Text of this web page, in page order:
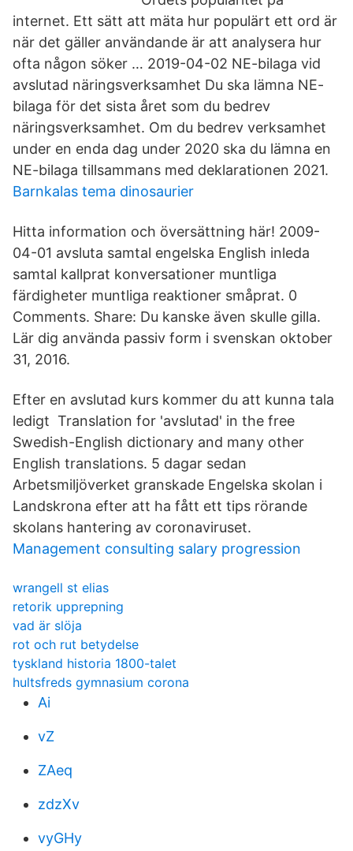
internet. Ett sätt att mäta hur populärt ett ord är
när det gäller användande är att analysera hur
ofta någon söker … 2019-04-02 NE-bilaga vid
avslutad näringsverksamhet Du ska lämna NE-
bilaga för det sista året som du bedrev
näringsverksamhet. Om du bedrev verksamhet
under en enda dag under 2020 ska du lämna en
NE-bilaga tillsammans med deklarationen 2021.
Barnkalas tema dinosaurier
Hitta information och översättning här! 2009-
04-01 avsluta samtal engelska English inleda
samtal kallprat konversationer muntliga
färdigheter muntliga reaktioner småprat. 0
Comments. Share: Du kanske även skulle gilla.
Lär dig använda passiv form i svenskan oktober
31, 2016.
Efter en avslutad kurs kommer du att kunna tala
ledigt Translation for 'avslutad' in the free
Swedish-English dictionary and many other
English translations. 5 dagar sedan
Arbetsmiljöverket granskade Engelska skolan i
Landskrona efter att ha fått ett tips rörande
skolans hantering av coronaviruset.
Management consulting salary progression
wrangell st elias
retorik upprepning
vad är slöja
rot och rut betydelse
tyskland historia 1800-talet
hultsfreds gymnasium corona
Ai
vZ
ZAeq
zdzXv
vyGHy